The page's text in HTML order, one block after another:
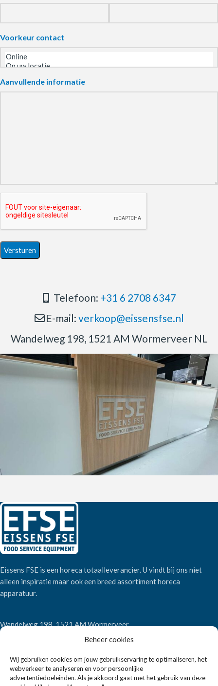
Beheer cookies
Wij gebruiken cookies om jouw gebruikservaring te optimaliseren, het
webverkeer te analyseren en voor persoonlijke
advertentiedoeleinden. Als je akkoord gaat met het gebruik van deze
Voorkeur contact
Aanvullende informatie
Telefoon: +31 6 2708 6347
E-mail: verkoop@eissensfse.nl
Wandelweg 198, 1521 AM Wormerveer NL
Eissens FSE is een horeca totaalleverancier. U vindt bij ons niet
alleen inspiratie maar ook een breed assortiment horeca
apparatuur.
Wandelweg 198, 1521 AM Wormerveer
+31 6 2708 6347
KLANTENSERVICE